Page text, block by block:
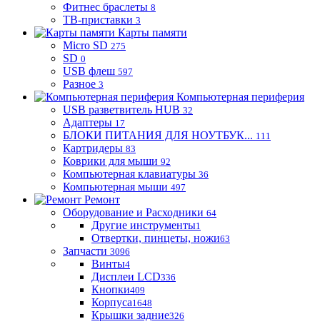
Фитнес браслеты 8
ТВ-приставки 3
Карты памяти
Micro SD 275
SD 0
USB флеш 597
Разное 3
Компьютерная периферия
USB разветвитель HUB 32
Адаптеры 17
БЛОКИ ПИТАНИЯ ДЛЯ НОУТБУК... 111
Картридеры 83
Коврики для мыши 92
Компьютерная клавиатуры 36
Компьютерная мыши 497
Ремонт
Оборудование и Расходники 64
Другие инструменты1
Отвертки, пинцеты, ножи63
Запчасти 3096
Винты4
Дисплеи LCD336
Кнопки409
Корпуса1648
Крышки задние326